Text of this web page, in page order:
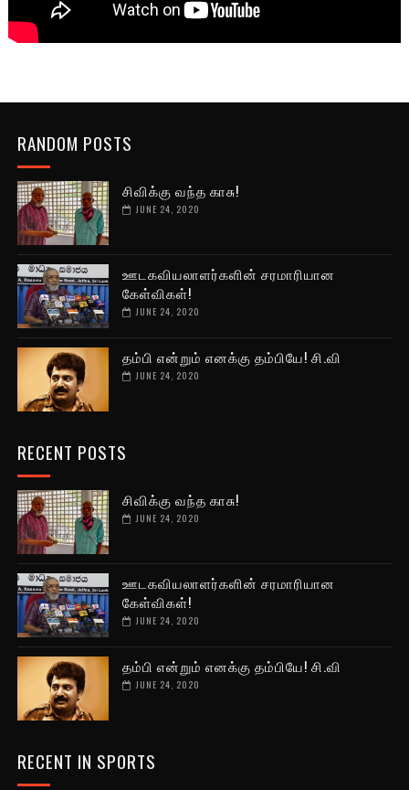
RANDOM POSTS
சிவிக்கு வந்த காசு!
JUNE 24, 2020
ஊடகவியலாளர்களின் சரமாரியான
கேள்விகள்!
JUNE 24, 2020
தம்பி என்றும் எனக்கு தம்பியே! சி.வி
JUNE 24, 2020
RECENT POSTS
சிவிக்கு வந்த காசு!
JUNE 24, 2020
ஊடகவியலாளர்களின் சரமாரியான
கேள்விகள்!
JUNE 24, 2020
தம்பி என்றும் எனக்கு தம்பியே! சி.வி
JUNE 24, 2020
RECENT IN SPORTS